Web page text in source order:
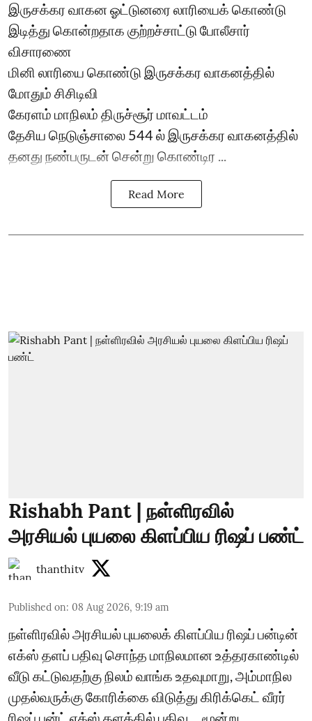
இருசக்கர வாகன ஓட்டுனரை லாரியைக் கொண்டு
இடித்து கொன்றதாக குற்றச்சாட்டு போலீசார்
விசாரணை
மினி லாரியை கொண்டு இருசக்கர வாகனத்தில்
மோதும் சிசிடிவி
கேரளம் மாநிலம் திருச்சூர் மாவட்டம்
தேசிய நெடுஞ்சாலை 544 ல் இருசக்கர வாகனத்தில்
தனது நண்பருடன் சென்று கொண்டிர ...
Read More
Rishabh Pant | நள்ளிரவில்
அரசியல் புயலை கிளப்பிய ரிஷப் பண்ட்
thanthitv
Published on: 08 Aug 2026, 9:19 am
நள்ளிரவில் அரசியல் புயலைக் கிளப்பிய ரிஷப் பன்டின்
எக்ஸ் தளப் பதிவு சொந்த மாநிலமான உத்தரகாண்டில்
வீடு கட்டுவதற்கு நிலம் வாங்க உதவுமாறு, அம்மாநில
முதல்வருக்கு கோரிக்கை விடுத்து கிரிக்கெட் வீரர்
ரிஷப் பன்ட் எக்ஸ் தளத்தில் பதிவு.... மூன்று